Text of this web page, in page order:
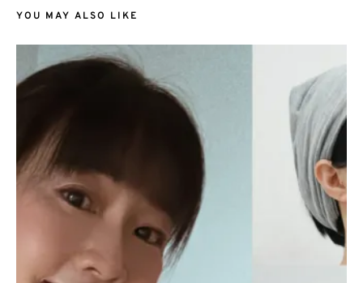
YOU MAY ALSO LIKE